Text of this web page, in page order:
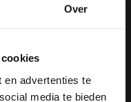
Over
en advertenties te
media te bieden